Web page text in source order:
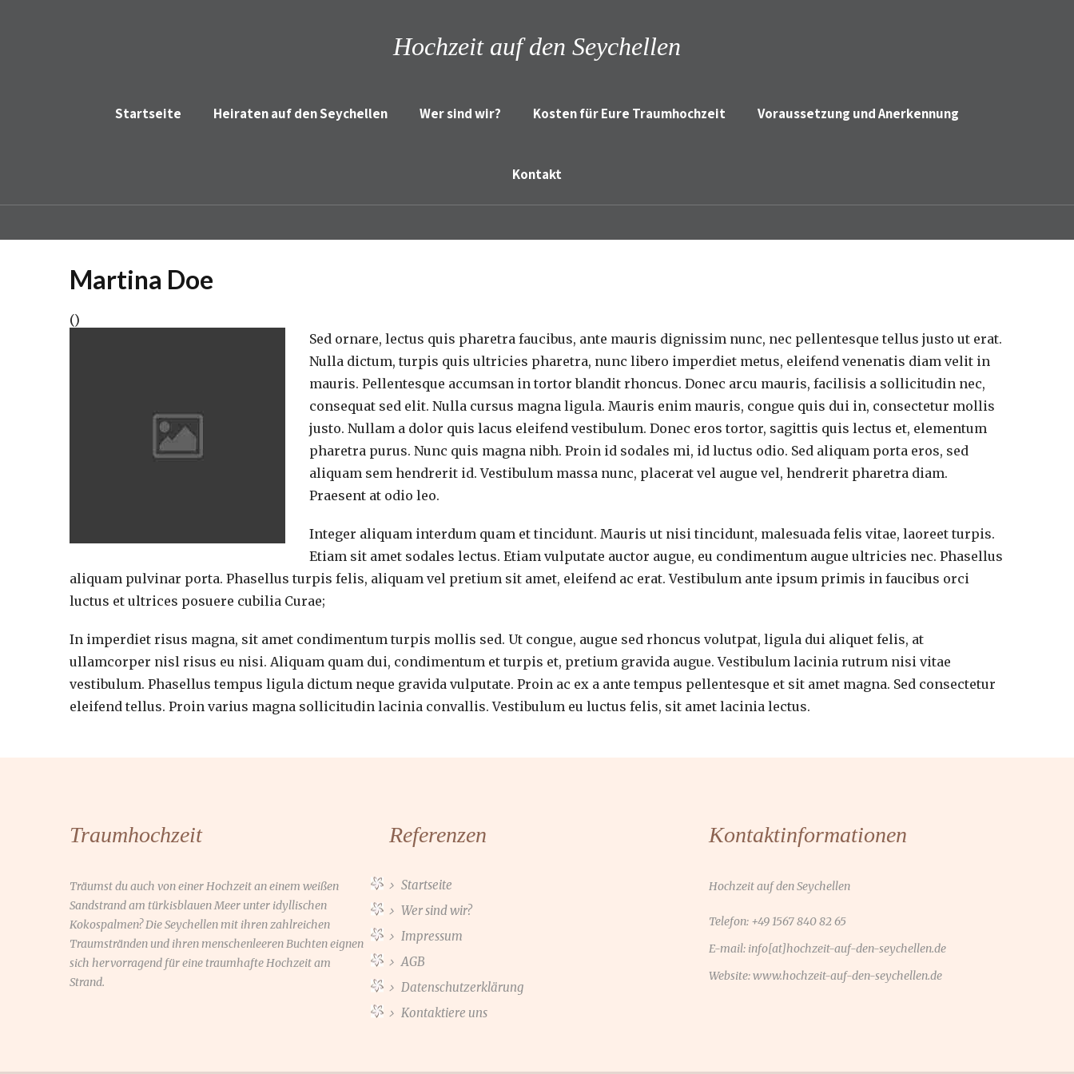
Hochzeit auf den Seychellen
Startseite Heiraten auf den Seychellen Wer sind wir? Kosten für Eure Traumhochzeit Voraussetzung und Anerkennung
Kontakt
Martina Doe
()
Sed ornare, lectus quis pharetra faucibus, ante mauris dignissim nunc, nec pellentesque tellus justo ut erat.
Nulla dictum, turpis quis ultricies pharetra, nunc libero imperdiet metus, eleifend venenatis diam velit in
mauris. Pellentesque accumsan in tortor blandit rhoncus. Donec arcu mauris, facilisis a sollicitudin nec,
consequat sed elit. Nulla cursus magna ligula. Mauris enim mauris, congue quis dui in, consectetur mollis
justo. Nullam a dolor quis lacus eleifend vestibulum. Donec eros tortor, sagittis quis lectus et, elementum
pharetra purus. Nunc quis magna nibh. Proin id sodales mi, id luctus odio. Sed aliquam porta eros, sed
aliquam sem hendrerit id. Vestibulum massa nunc, placerat vel augue vel, hendrerit pharetra diam.
Praesent at odio leo.
Integer aliquam interdum quam et tincidunt. Mauris ut nisi tincidunt, malesuada felis vitae, laoreet turpis.
Etiam sit amet sodales lectus. Etiam vulputate auctor augue, eu condimentum augue ultricies nec. Phasellus
aliquam pulvinar porta. Phasellus turpis felis, aliquam vel pretium sit amet, eleifend ac erat. Vestibulum ante ipsum primis in faucibus orci
luctus et ultrices posuere cubilia Curae;
In imperdiet risus magna, sit amet condimentum turpis mollis sed. Ut congue, augue sed rhoncus volutpat, ligula dui aliquet felis, at
ullamcorper nisl risus eu nisi. Aliquam quam dui, condimentum et turpis et, pretium gravida augue. Vestibulum lacinia rutrum nisi vitae
vestibulum. Phasellus tempus ligula dictum neque gravida vulputate. Proin ac ex a ante tempus pellentesque et sit amet magna. Sed consectetur
eleifend tellus. Proin varius magna sollicitudin lacinia convallis. Vestibulum eu luctus felis, sit amet lacinia lectus.
Traumhochzeit
Träumst du auch von einer Hochzeit an einem weißen
Sandstrand am türkisblauen Meer unter idyllischen
Kokospalmen? Die Seychellen mit ihren zahlreichen
Traumstränden und ihren menschenleeren Buchten eignen
sich hervorragend für eine traumhafte Hochzeit am
Strand.
Referenzen
Startseite
Wer sind wir?
Impressum
AGB
Datenschutzerklärung
Kontaktiere uns
Kontaktinformationen
Hochzeit auf den Seychellen
Telefon: +49 1567 840 82 65
E-mail: info[at]hochzeit-auf-den-seychellen.de
Website:www.hochzeit-auf-den-seychellen.de